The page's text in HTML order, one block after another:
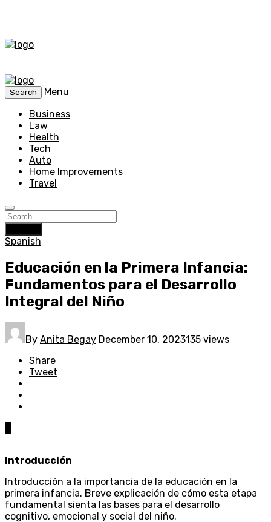
Search
Menu
Business
Law
Health
Tech
Auto
Home Improvements
Travel
Spanish
Educación en la Primera Infancia:
Fundamentos para el Desarrollo
Integral del Niño
By Anita Begay December 10, 2023135 views
Share
Tweet
Introducción
Introducción a la importancia de la educación en la
primera infancia. Breve explicación de cómo esta etapa
fundamental sienta las bases para el desarrollo
cognitivo, emocional y social del niño.